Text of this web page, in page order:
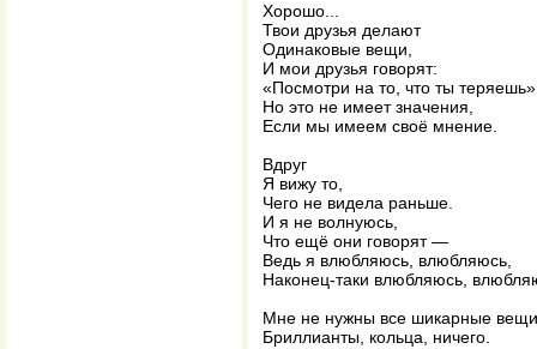
Хорошо...
Твои друзья делают
Одинаковые вещи,
И мои друзья говорят:
«Посмотри на то, что ты
Но это не имеет значения,
Если мы имеем своё мнение.
Вдруг
Я вижу то,
Чего не видела раньше.
И я не волнуюсь,
Что ещё они говорят —
Ведь я влюбляюсь, влюбляюсь,
Наконец-таки влюбляюсь,
Мне не нужны все шикарные
Бриллианты, кольца, ничего.